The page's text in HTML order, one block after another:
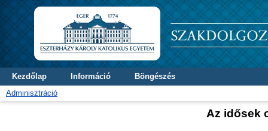
Kezdőlap Információ
Böngészés
Adminisztráció
Az idősek